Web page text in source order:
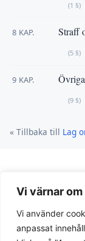
Vi värnar
Vi använder
anpassat
(1 §)
8 KAP. Straff
(5 §)
9 KAP.
(9 §)
« Tillbaka till Lag